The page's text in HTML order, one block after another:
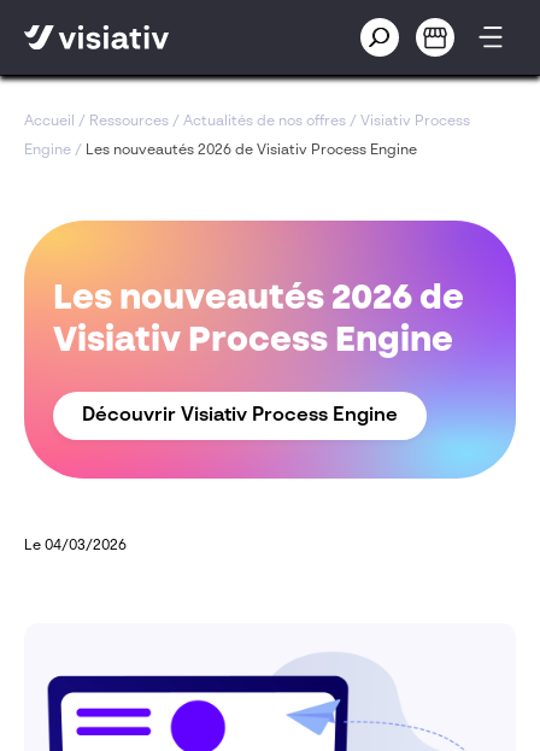
Accueil / Ressources / Actualités de nos offres / Visiativ Process
Engine / Les nouveautés 2026 de Visiativ Process Engine
Les nouveautés 2026 de
Visiativ Process Engine
Découvrir Visiativ Process Engine
Le 04/03/2026